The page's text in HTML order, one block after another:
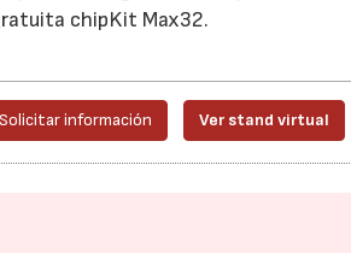
chipKit Max32.
Solicitar información Ver stand virtual